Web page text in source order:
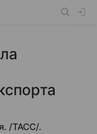
/ТАСС/.